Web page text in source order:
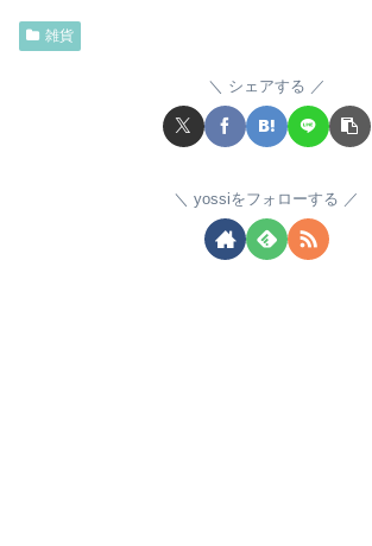
雑貨
シェアする
yossiをフォローする